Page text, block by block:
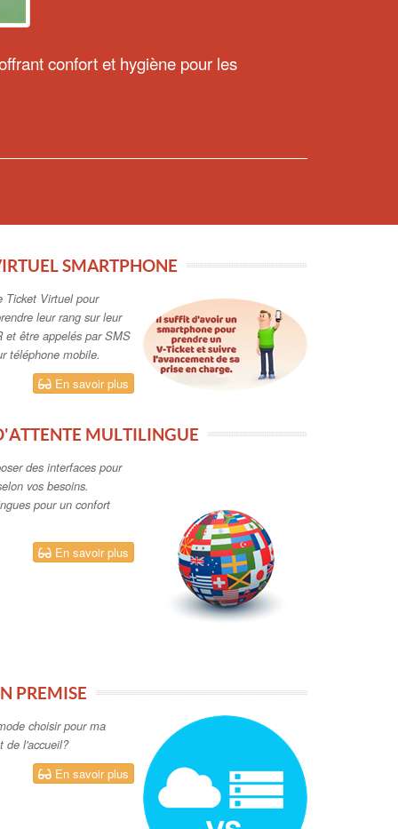
confort et hygiène pour les
SMARTPHONE
Ticket Virtuel pour
leur rang sur leur
et être appelés par SMS
téléphone mobile.
En savoir plus
MULTILINGUE
des interfaces pour
vos besoins.
pour un confort
En savoir plus
PREMISE
choisir pour ma
de l'accueil?
En savoir plus